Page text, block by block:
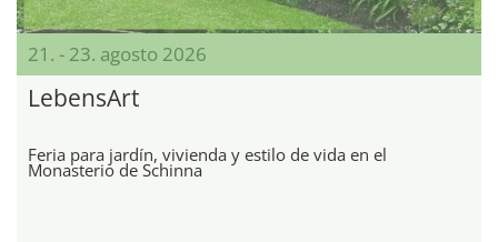
21. - 23. agosto 2026
LebensArt
Feria para jardín, vivienda y estilo de vida en el
Monasterio de Schinna